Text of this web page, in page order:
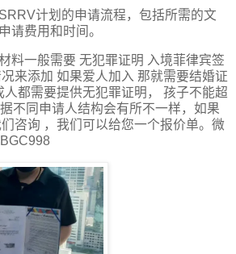
计划的申请流程，包括所需的文
请费用和时间。
料一般需要 无犯罪证明 入境菲律宾签
来添加 如果爱人加入 那就需要结婚证
都需要提供无犯罪证明， 孩子不能超
不同申请人结构会有所不一样，如果
咨询 ，我们可以给您一个报价单。微